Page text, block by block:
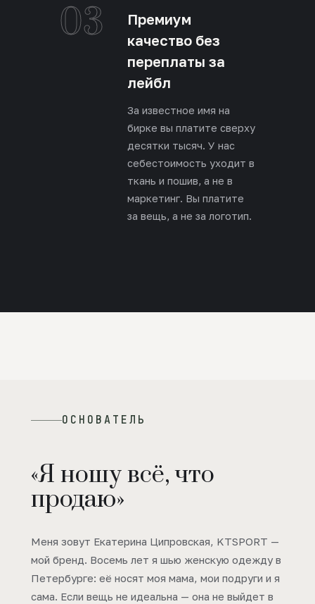
03
Премиум
качество без
переплаты за
лейбл
За известное имя на
бирке вы платите сверху
десятки тысяч. У нас
себестоимость уходит в
ткань и пошив, а не в
маркетинг. Вы платите
за вещь, а не за логотип.
ОСНОВАТЕЛЬ
«Я ношу всё, что
продаю»
Меня зовут Екатерина Ципровская, KTSPORT —
мой бренд. Восемь лет я шью женскую одежду в
Петербурге: её носят моя мама, мои подруги и я
сама. Если вещь не идеальна — она не выйдет в